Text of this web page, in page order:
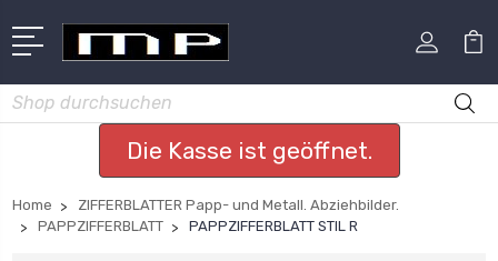
Suchen
Die Kasse ist geöffnet.
Home
ZIFFERBLATTER Papp- und Metall. Abziehbilder.
PAPPZIFFERBLATT
PAPPZIFFERBLATT STIL R